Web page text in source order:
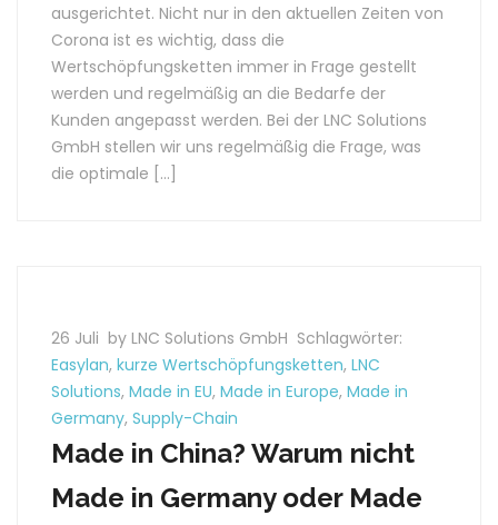
ausgerichtet. Nicht nur in den aktuellen Zeiten von
Corona ist es wichtig, dass die
Wertschöpfungsketten immer in Frage gestellt
werden und regelmäßig an die Bedarfe der
Kunden angepasst werden. Bei der LNC Solutions
GmbH stellen wir uns regelmäßig die Frage, was
die optimale […]
26 Juli by LNC Solutions GmbH Schlagwörter:
Easylan, kurze Wertschöpfungsketten, LNC
Solutions, Made in EU, Made in Europe, Made in
Germany, Supply-Chain
Made in China? Warum nicht
Made in Germany oder Made